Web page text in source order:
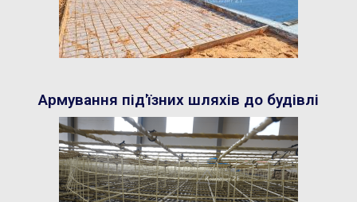
Армування під'їзних шляхів до будівлі